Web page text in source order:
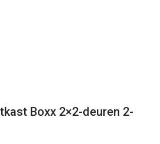
Boxx 2×2-deuren 2-